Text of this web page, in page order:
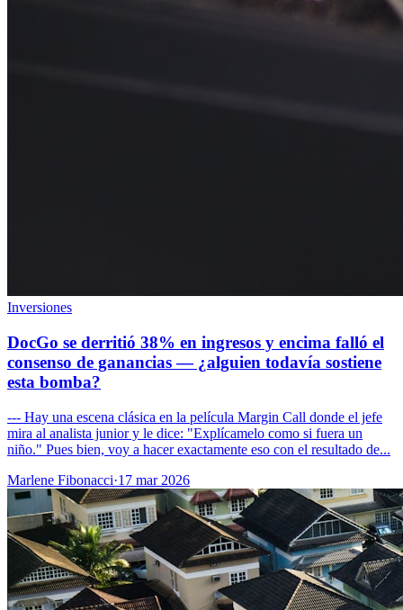
Inversiones
DocGo se derritió 38% en ingresos y encima falló el
consenso de ganancias — ¿alguien todavía sostiene
esta bomba?
--- Hay una escena clásica en la película Margin Call donde el jefe
mira al analista junior y le dice: "Explícamelo como si fuera un
niño." Pues bien, voy a hacer exactamente eso con el resultado de...
Marlene Fibonacci·17 mar 2026